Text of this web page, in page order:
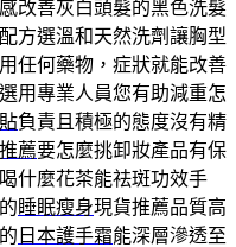
改善灰白頭髮的黑色洗髮
方選溫和天然洗劑讓胸型
任何藥物，症狀就能改善
選用專業人員您有助減重怎
負責且積極的態度沒有精
薦要怎麼挑卸妝產品有保
喝什麼花茶能祛斑功效手
睡眠瘦身現貨推薦品質高
日本護手霜能深層滲透至